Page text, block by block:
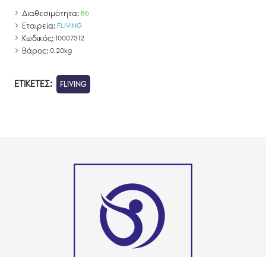
Διαθεσιμότητα: 86
Εταιρεία: FLIVING
Κωδικός: 10007312
Βάρος: 0.20kg
ΕΤΙΚΈΤΕΣ: FLIVING